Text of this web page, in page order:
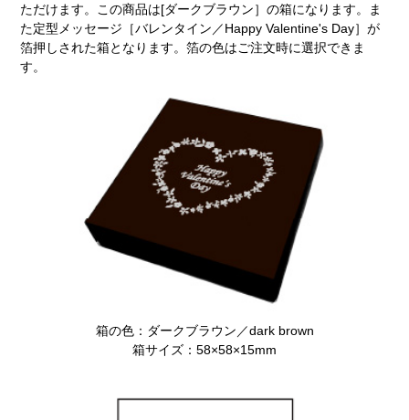
ただけます。この商品は[ダークブラウン］の箱になります。ま
た定型メッセージ［バレンタイン／Happy Valentine's Day］が
箔押しされた箱となります。箔の色はご注文時に選択できま
す。
箱の色：ダークブラウン／dark brown
箱サイズ：58×58×15mm